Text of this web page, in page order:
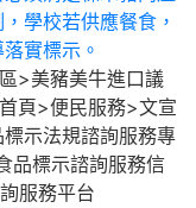
學校若供應餐食，
實標示。
>美豬美牛進口議
頁>便民服務>文宣
示法規諮詢服務專
標示諮詢服務信
服務平台